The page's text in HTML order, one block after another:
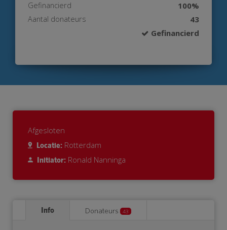
Gefinancierd 100%
Aantal donateurs
43
Gefinancierd
Afgesloten
Locatie: Rotterdam
Initiator: Ronald Nanninga
Info Donateurs 43